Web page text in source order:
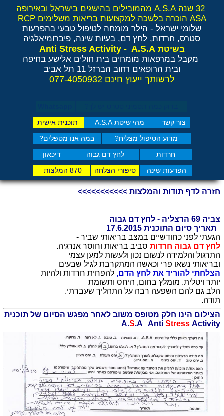
צור קשר מהי שיטת A.S.A תוכנית אישית
חרדות לחץ דם גבוה דיכאון
מדוע הטיפול מצליח? במה אנו מטפלים?
הפרעות שינה סיפורי הצלחה 870 המלצות
32 שנה A.S.A מהמובילים בהישגים בישראל ובאירופה
ASA הוכרה בלשכה למקצועות בריאות משלימים RCP
שלומי ישראל - הילר מומחה לטיפול טבעי בהפרעות
סטרס, חרדות, לחץ דם, בעיות שינה, פיברומיאלגיה
בשיטת Anti Stress Activity - A.S.A
מקבל במרפאות מומחים בית חולים אלישע בחיפה
ובית הרופאים רחוב הברזל 11 תל אביב
לרשותך ייעוץ חינם 077-4050932
צביה 69 הרצליה - לחץ דם גבוה
תאריך סיום התוכנית 17.6.2015
הגעתי לפני כחודשיים במצב בריאותי שביר -
לחץ דם גבוה חרדותסביב בריאות וחוסר אנרגיה.
התרגול והלמידה לנשום נכון ולעשות למען עצמי
ובריאותי נשאו פרי וכאשה המתקרבת לגיל שבעים
הצלחתי להוריד את לחץ הדם, להפחית חרדות ולהיות
יותר ויטלית. מומלץ בחום, היחס ותשומת
הלב גם להם השפעה רבה על התהליך שעברתי.
תודה.
הצילום הינו חלק מטופס משוב לאחר מפגש הסיום של תוכנית
A.S.A AntiStress Activity
חזרה לדף תודות והמלצות >>>>>>>>>>>